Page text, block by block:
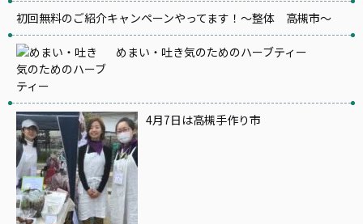
初回無料のご紹介キャンペーンやってます！～整体 高槻市～
めまい・吐き気のためのハーブティー
4月7日は高槻手作り市